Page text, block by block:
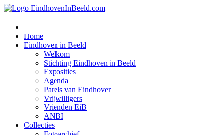
Home
Eindhoven in Beeld
Welkom
Stichting Eindhoven in Beeld
Exposities
Agenda
Parels van Eindhoven
Vrijwilligers
Vrienden EiB
ANBI
Collecties